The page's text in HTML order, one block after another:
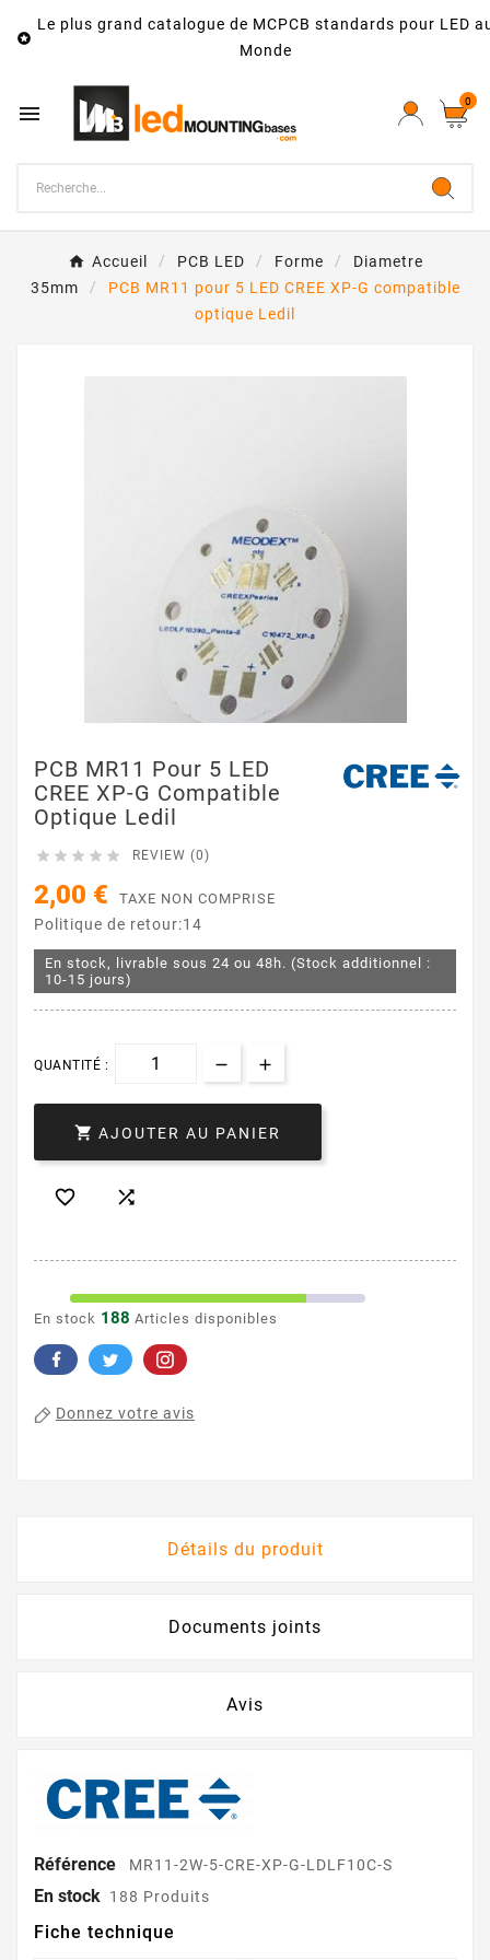

Le plus grand catalogue de MCPCB standards pour LED
Monde
 0
Accueil PCB LED Forme
Diametre
35mm
PCB MR11 pour 5 LED CREE XP-G compatible
optique Ledil
PCB MR11 Pour 5 LED
CREE XP-G Compatible
Optique Ledil
     REVIEW (0)
2,00 € TAXE NON COMPRISE
Politique de retour:14
En stock, livrable sous 24 ou 48h. (Stock additionnel :
10-15 jours)
QUANTITÉ :
 AJOUTER AU PANIER
 
En stock 188 Articles disponibles
Donnez votre avis
Détails du produit
Documents joints
Avis
Référence MR11-2W-5-CRE-XP-G-LDLF10C-S
En stock 188 Produits
Fiche technique